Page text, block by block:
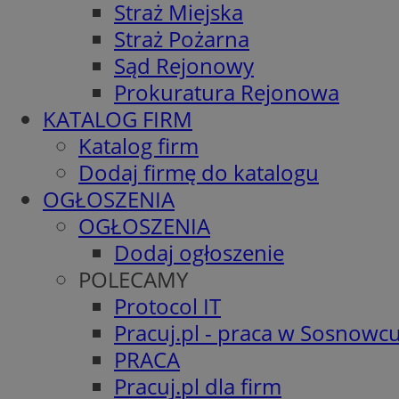
Straż Miejska
Straż Pożarna
Sąd Rejonowy
Prokuratura Rejonowa
KATALOG FIRM
Katalog firm
Dodaj firmę do katalogu
OGŁOSZENIA
OGŁOSZENIA
Dodaj ogłoszenie
POLECAMY
Protocol IT
Pracuj.pl - praca w
PRACA
Pracuj.pl dla firm